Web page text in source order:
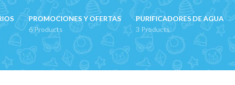
PROMOCIONES Y OFERTAS
6 Products
PURIFICADORES DE AGUA
3 Products